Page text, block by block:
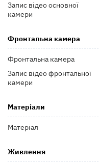
Запис відео основної
камери
Фронтальна камера
Фронтальна камера
Запис відео фронтальної
камери
Матеріали
Матеріал
Живлення